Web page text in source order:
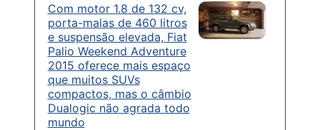
Com motor 1.8 de 132 cv,
porta-malas de 460 litros
e suspensão elevada, Fiat
Palio Weekend Adventure
2015 oferece mais espaço
que muitos SUVs
compactos, mas o câmbio
Dualogic não agrada todo
mundo